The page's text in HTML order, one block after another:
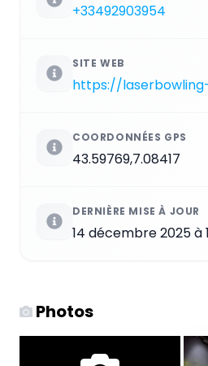
+33492903954
SITE WEB
https://
COORDONNÉES GPS
43.59769,7.08417
DERNIÈRE MISE À JOUR
14 décembre 2025 à
Photos